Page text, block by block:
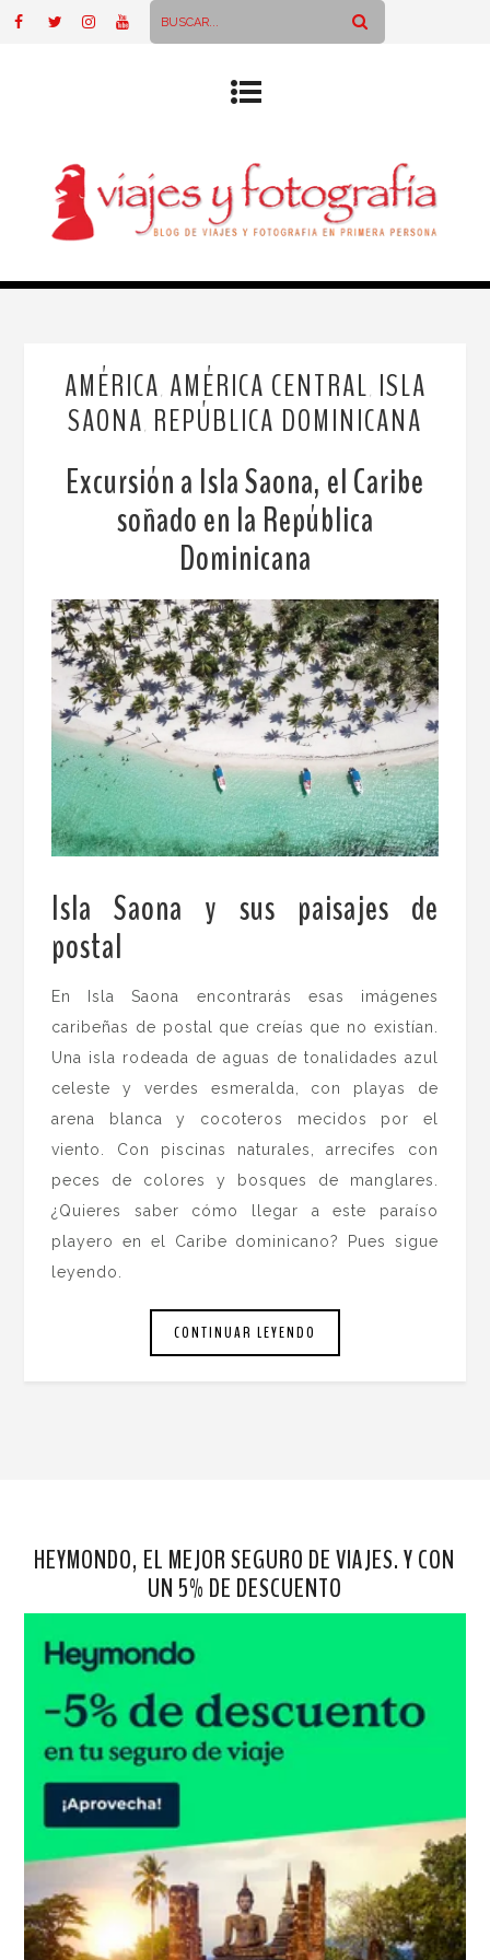
AMÉRICA AMÉRICA CENTRAL ISLA
SAONA REPÚBLICA DOMINICANA
Excursión a Isla Saona, el Caribe
soñado en la República
Dominicana
Isla Saona y sus paisajes de
postal
En Isla Saona encontrarás esas imágenes
caribeñas de postal que creías que no existían.
Una isla rodeada de aguas de tonalidades azul
celeste y verdes esmeralda, con playas de
arena blanca y cocoteros mecidos por el
viento. Con piscinas naturales, arrecifes con
peces de colores y bosques de manglares.
¿Quieres saber cómo llegar a este paraíso
playero en el Caribe dominicano? Pues sigue
leyendo.
CONTINUAR LEYENDO
HEYMONDO, EL MEJOR SEGURO DE VIAJES. Y CON
UN 5% DE DESCUENTO